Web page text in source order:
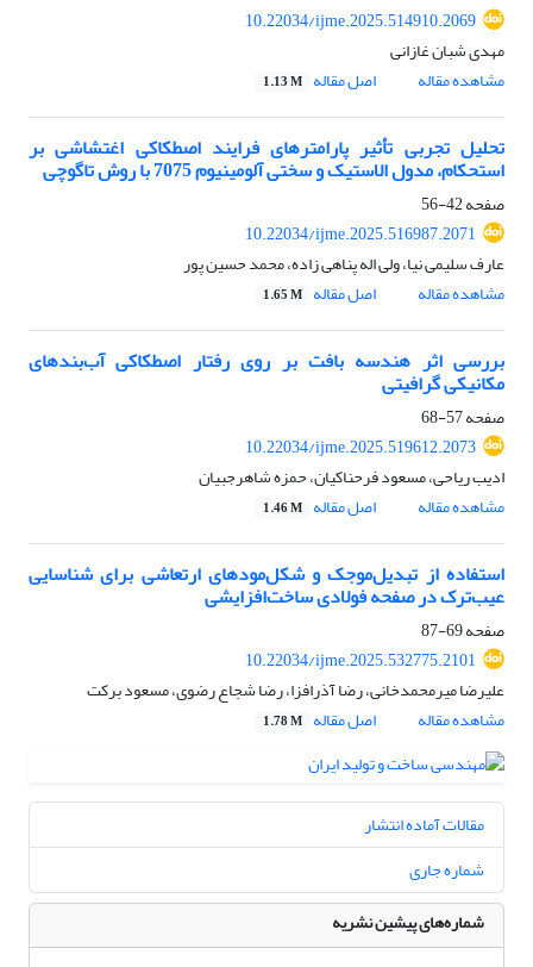
10.22034/ijme.2025.514910.2069
مهدی شبان غازانی
مشاهده مقاله
اصل مقاله 1.13 M
تحلیل تجربی تأثیر پارامترهای فرایند اصطکاکی اغتشاشی بر
استحکام، مدول الاستیک و سختی آلومینیوم 7075 با روش تاگوچی
صفحه42-56
10.22034/ijme.2025.516987.2071
عارف سلیمی نیا، ولی اله پناهی زاده، محمد حسین پور
مشاهده مقاله
اصل مقاله 1.65 M
بررسی اثر هندسه بافت بر روی رفتار اصطکاکی آب‌بندهای
مکانیکی گرافیتی
صفحه57-68
10.22034/ijme.2025.519612.2073
ادیب ریاحی، مسعود فرحناکیان، حمزه شاهرجبیان
مشاهده مقاله
اصل مقاله 1.46 M
استفاده از تبدیل‌موجک و شکل‌مودهای ارتعاشی برای شناسایی
عیب‌ترک در صفحه فولادی ساخت‌افزایشی
صفحه69-87
10.22034/ijme.2025.532775.2101
علیرضا میرمحمدخانی، رضا آذرافزا، رضا شجاع رضوی، مسعود برکت
مشاهده مقاله
اصل مقاله 1.78 M
مقالات آماده انتشار
شماره جاری
شماره‌های پیشین نشریه